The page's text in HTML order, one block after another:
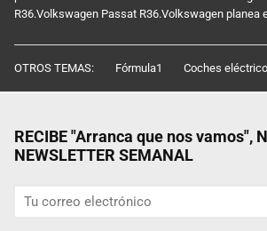
R36.Volkswagen Passat R36.Volkswagen planea
OTROS TEMAS: Fórmula1 Coches
RECIBE "Arranca que nos vamos",
NEWSLETTER SEMANAL